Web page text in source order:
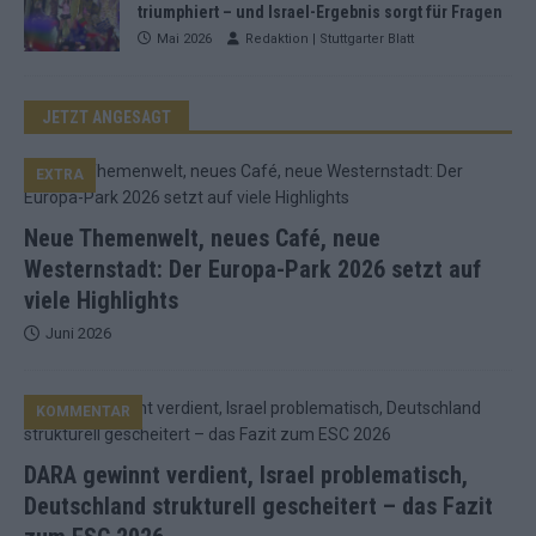
triumphiert – und Israel-Ergebnis sorgt für Fragen
Mai 2026 Redaktion | Stuttgarter Blatt
JETZT ANGESAGT
Neue Themenwelt, neues Café, neue
Westernstadt: Der Europa-Park 2026 setzt auf
viele Highlights
EXTRA
Juni 2026
DARA gewinnt verdient, Israel problematisch,
Deutschland strukturell gescheitert – das Fazit
KOMMENTAR